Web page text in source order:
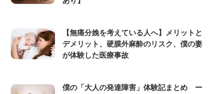
【無痛分娩を考えている人へ】メリットと
デメリット、硬膜外麻酔のリスク、僕の妻
が体験した医療事故
僕の「大人の発達障害」体験記まとめ ー